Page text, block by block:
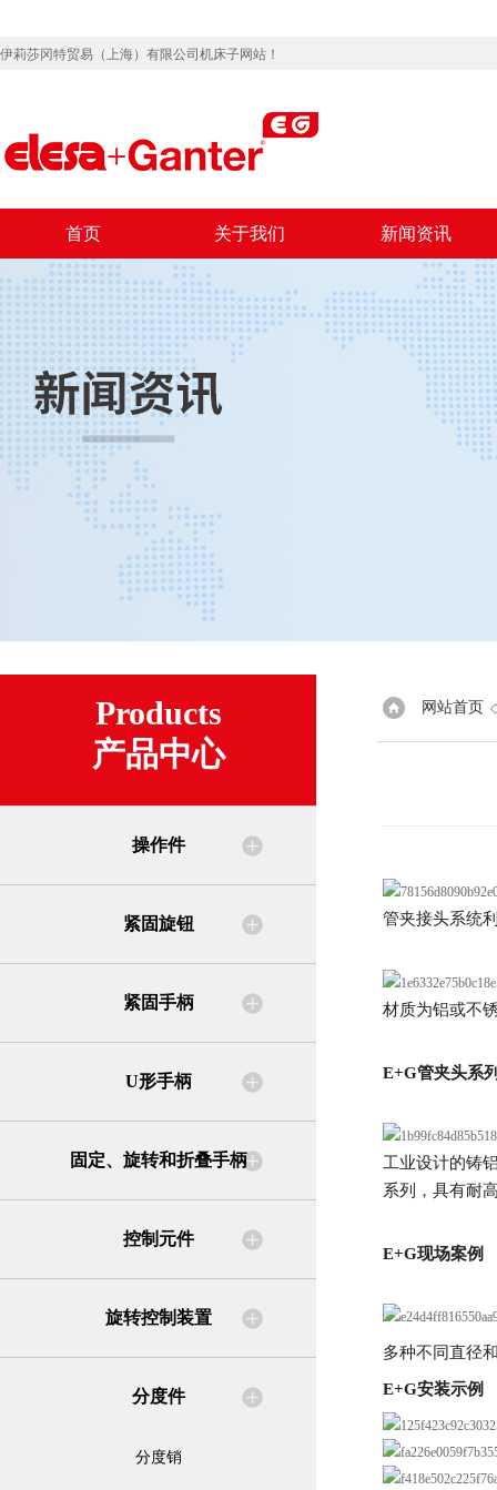
伊莉莎冈特贸易（上海）有限公司机床子网站！
首页 关于我们 新闻资讯
Products
产品中心
操作件
紧固旋钮
紧固手柄
U形手柄
固定、旋转和折叠手柄
控制元件
旋转控制装置
分度件
分度销
网站首页
管夹接头系统
材质为铝或不
E+G管夹头系
工业设计的铸
系列，具有耐
E+G现场案例
多种不同直径
E+G安装示例